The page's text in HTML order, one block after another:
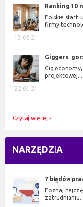
13.05.21
Ranking 10
Polskie start-
firmy
22.03.21
Giggersi
Gig
projektowej...
Czytaj więcej
NARZĘDZIA
7 błędów
Poznaj
zatrudnianiu...